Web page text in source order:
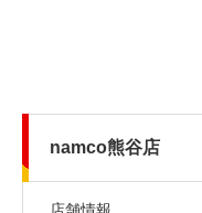
namco熊谷店
店舗情報